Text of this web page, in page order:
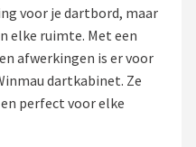
voor je dartbord, maar
elke ruimte. Met een
afwerkingen is er voor
dartkabinet. Ze
perfect voor elke